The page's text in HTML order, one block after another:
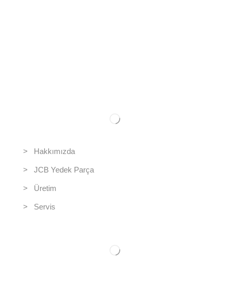
> Hakkımızda
> JCB Yedek Parça
> Üretim
> Servis